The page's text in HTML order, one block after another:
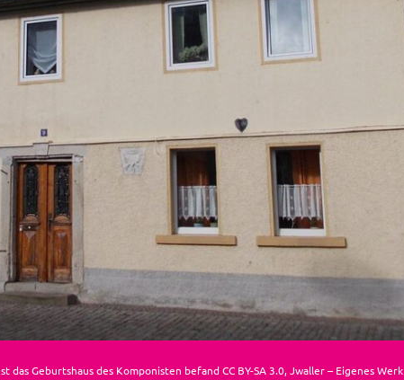
Geburtshaus des Komponisten befand CC BY-SA 3.0, Jwaller – Eigenes Werk